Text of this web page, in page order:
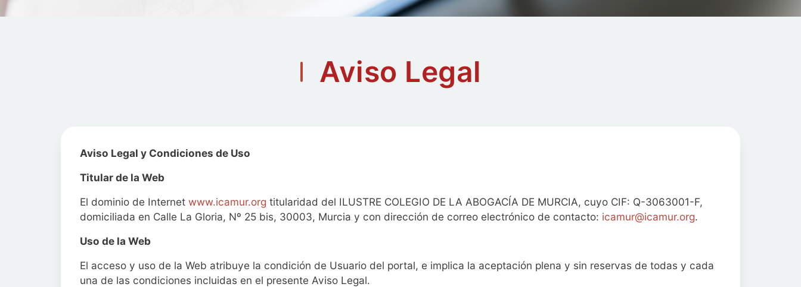
Aviso Legal
Aviso Legal y Condiciones de Uso
Titular de la Web
El dominio de Internet www.icamur.org titularidad del ILUSTRE COLEGIO DE LA ABOGACÍA DE MURCIA, cuyo CIF: Q-3063001-F,
domiciliada en Calle La Gloria, Nº 25 bis, 30003, Murcia y con dirección de correo electrónico de contacto: icamur@icamur.org.
Uso de la Web
El acceso y uso de la Web atribuye la condición de Usuario del portal, e implica la aceptación plena y sin reservas de todas y cada
una de las condiciones incluidas en el presente Aviso Legal.